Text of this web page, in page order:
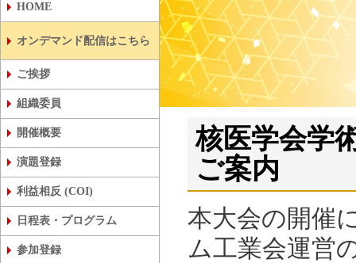
HOME
オンデマンド配信はこちら
ご挨拶 第63回日本核医学会学術総会
第43回日本核医学技術学会総会学
組織委員
開催概要
演題登録 第63回日本核医学会学術総会
第43回日本核医学技術学会総会学
第43回日本核医学技術学会総会学術
会・学生セッション
利益相反 (COI)
第63回日本核医学会学術総会
第43回日本核医学技術学会総会学
日程表・プログラム
参加登録
核医学会学
ご案内
本大会の開催
ム工業会運営